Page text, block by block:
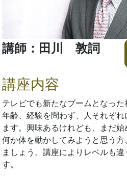
講師：田川 敦詞
講座内容
テレビでも新たなブームとなっ
年齢、経験を問わず、人それぞ
ます。興味あるけれども、まだ
何か体を動かしてみようと思う
ましょう。講座によりレベルも
す。